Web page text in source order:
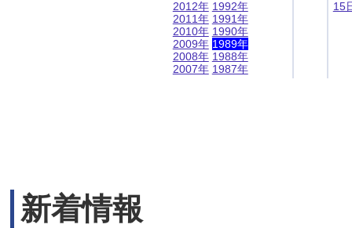
2012年
2011年
2010年
2009年
2008年
2007年
1992年
1991年
1990年
1989年
1988年
1987年
15
新着情報